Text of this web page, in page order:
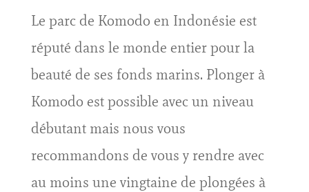
Le parc de Komodo en Indonésie est
réputé dans le monde entier pour la
beauté de ses fonds marins. Plonger à
Komodo est possible avec un niveau
débutant mais nous vous
recommandons de vous y rendre avec
au moins une vingtaine de plongées à